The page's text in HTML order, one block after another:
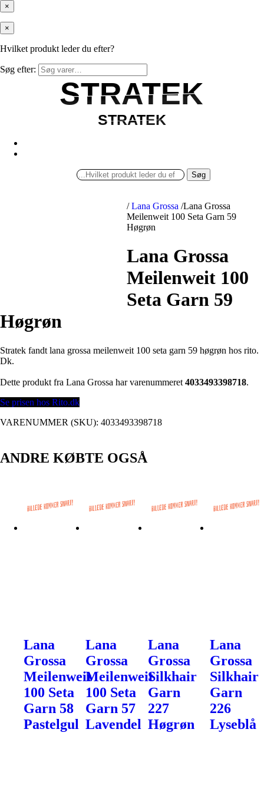
×
×
Hvilket produkt leder du efter?
Søg efter:
STRATEK
STRATEK
STRATEK
STRATEK
Søg
/ Lana Grossa /Lana Grossa
Meilenweit 100 Seta Garn 59
Høgrøn
Lana Grossa
Meilenweit 100
Seta Garn 59
Høgrøn
Stratek fandt lana grossa meilenweit 100 seta garn 59 høgrøn hos rito.
Dk.
Dette produkt fra Lana Grossa har varenummeret 4033493398718.
Se prisen hos Rito.dk
VARENUMMER (SKU): 4033493398718
ANDRE KØBTE OGSÅ
Lana
Grossa
Meilenweit
100 Seta
Garn 58
Pastelgul
Lana
Grossa
Meilenweit
100 Seta
Garn 57
Lavendel
Lana
Grossa
Silkhair
Garn
227
Høgrøn
Lana
Grossa
Silkhair
Garn
226
Lyseblå